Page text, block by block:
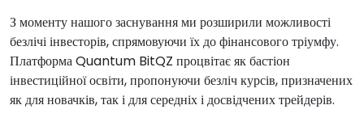
З моменту нашого заснування ми розширили можливості
безлічі інвесторів, спрямовуючи їх до фінансового тріумфу.
Платформа Quantum BitQZ процвітає як бастіон
інвестиційної освіти, пропонуючи безліч курсів, призначених
як для новачків, так і для середніх і досвідчених трейдерів.